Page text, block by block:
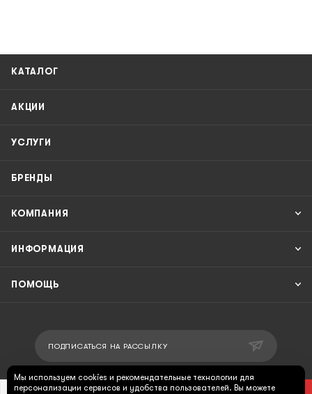
КАТАЛОГ
АКЦИИ
УСЛУГИ
БРЕНДЫ
КОМПАНИЯ
ИНФОРМАЦИЯ
ПОМОЩЬ
ПОДПИСАТЬСЯ НА РАССЫЛКУ
Мы используем cookies и рекомендательные технологии для
персонализации сервисов и удобства пользователей. Вы можете